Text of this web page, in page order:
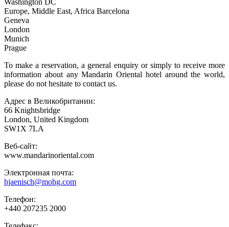
Europe, Middle East, Africa Barcelona
Geneva
London
Munich
Prague
To make a reservation, a general enquiry or simply to receive more
information about any Mandarin Oriental hotel around the world,
please do not hesitate to contact us.
Адрес в Великобритании:
66 Knightsbridge
London, United Kingdom
SW1X 7LA
Веб-сайт:
www.mandarinoriental.com
Электронная почта:
hjaenisch@mohg.com
Телефон:
+440 207235 2000